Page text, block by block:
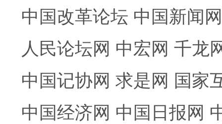
中国改革论坛 中国新闻网
人民论坛网 中宏网 千龙
中国记协网 求是网 国家
中国经济网 中国日报网